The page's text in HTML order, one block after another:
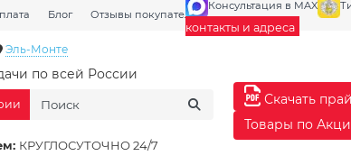
Блог Отзывы покупателей Галерея
Консультация в MAX
контакты и адреса
Эль-Монте
по всей России
КРУГЛОСУТОЧНО 24/7
Скачать
Товары по